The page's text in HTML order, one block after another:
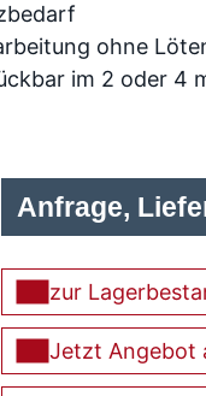
ohne
im 2 oder 4
Anfrage,
zur
Jetzt Angebot